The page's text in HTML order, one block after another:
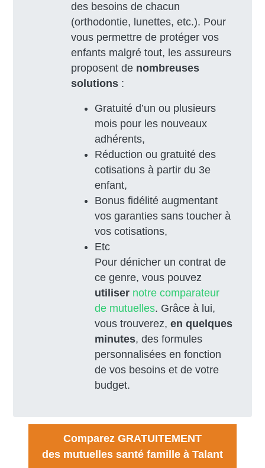
des besoins de chacun
(orthodontie, lunettes, etc.). Pour
vous permettre de protéger vos
enfants malgré tout, les assureurs
proposent de nombreuses
solutions :
Gratuité d’un ou plusieurs
mois pour les nouveaux
adhérents,
Réduction ou gratuité des
cotisations à partir du 3e
enfant,
Bonus fidélité augmentant
vos garanties sans toucher à
vos cotisations,
Etc
Pour dénicher un contrat de
ce genre, vous pouvez
utiliser notre comparateur
de mutuelles. Grâce à lui,
vous trouverez,en quelques
minutes, des formules
personnalisées en fonction
de vos besoins et de votre
budget.
Comparez GRATUITEMENT
des mutuelles santé famille à Talant